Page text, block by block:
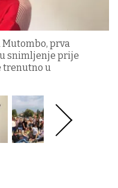
Mutombo, prva
snimljenje prije
trenutno u